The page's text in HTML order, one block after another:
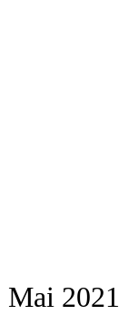
Mai 2021